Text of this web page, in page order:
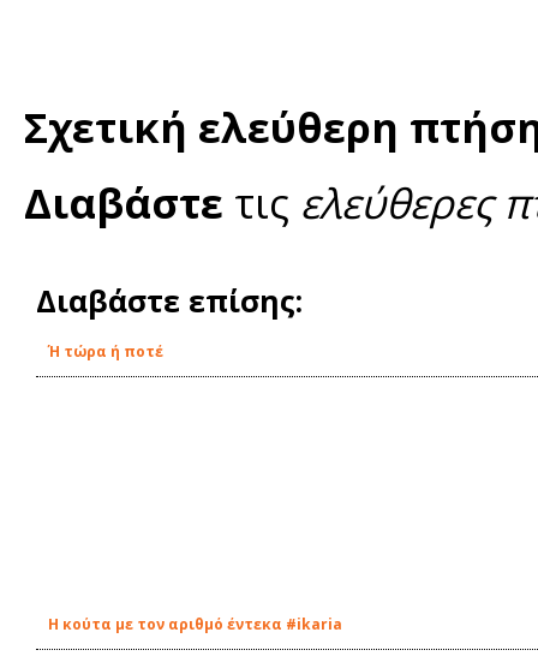
Σχετική ελεύθερη
Διαβάστε τις ελεύθερες
Διαβάστε επίσης:
Ή τώρα ή ποτέ
Η κούτα με τον αριθμό έντεκα #ikaria